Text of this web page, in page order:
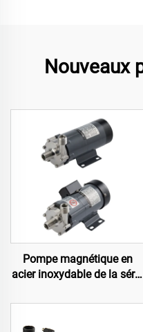
Nouveaux
Pompe magnétique en
acier inoxydable de la série